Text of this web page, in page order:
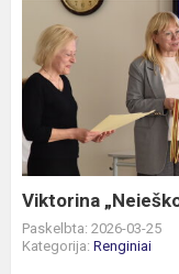
Viktorina
„Neieškok
žodžio
kišenėje“
Viktorina
Paskelbta: 2026-03-25
Kategorija: Renginiai